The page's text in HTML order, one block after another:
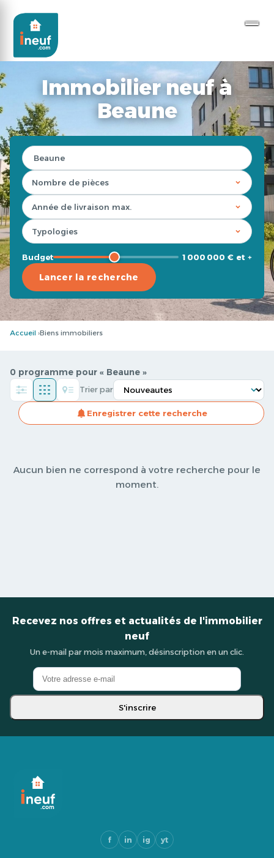
Immobilier neuf à
Beaune
Budget 1 000 000 € et +
Lancer la recherche
Accueil Biens immobiliers
0 programme pour « Beaune »
Enregistrer cette recherche
Trier par
Aucun bien ne correspond à votre recherche pour le
moment.
Recevez nos offres et actualités de l'immobilier
neuf
Un e-mail par mois maximum, désinscription en un clic.
S'inscrire
f in ig yt